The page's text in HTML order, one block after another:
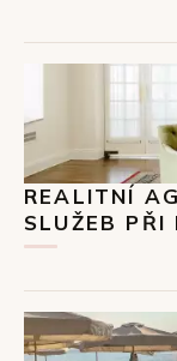
REALITNÍ
SLUŽEB PŘI